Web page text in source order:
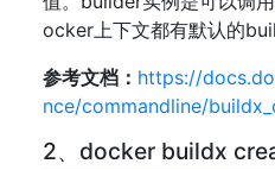
ocker上下文都有默认的
参考文档： https://
nce/commandline/
2、docker buildx